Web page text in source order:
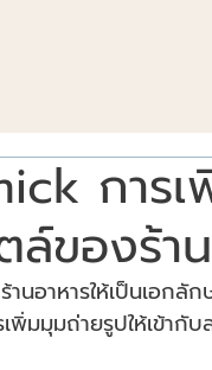
การ
ล์ของร้า
านอาหารให้เป็นเอก
พิ่มมุมถ่ายรูปให้เข้ากับ